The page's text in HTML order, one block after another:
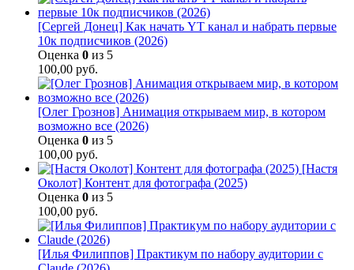
[Сергей Донец] Как начать YT канал и набрать первые
10к подписчиков (2026)
Оценка 0 из 5
100,00 руб.
[Олег Грознов] Анимация открываем мир, в котором
возможно все (2026)
Оценка 0 из 5
100,00 руб.
[Настя
Околот] Контент для фотографа (2025)
Оценка 0 из 5
100,00 руб.
[Илья Филиппов] Практикум по набору аудитории с